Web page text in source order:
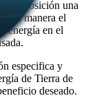
a disposición una
manera el
energía en el
especifica y
de Tierra de
deseado.